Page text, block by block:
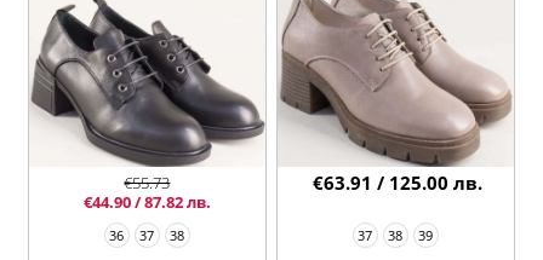
36 37 38
€55.73
€44.90 / 87.82 лв.
37 38 39
€63.91 / 125.00 лв.